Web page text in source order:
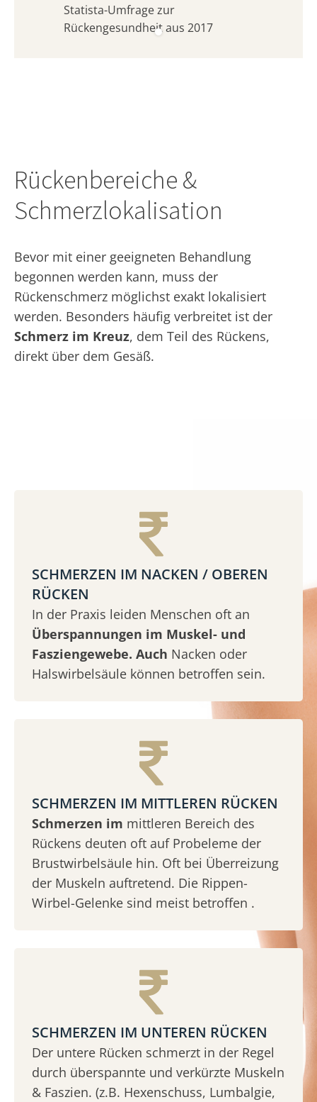
Statista-Umfrage zur
Rückengesundheit aus 2017
Rückenbereiche &
Schmerzlokalisation
Bevor mit einer geeigneten Behandlung
begonnen werden kann, muss der
Rückenschmerz möglichst exakt lokalisiert
werden. Besonders häufig verbreitet ist der
Schmerz im Kreuz, dem Teil des Rückens,
direkt über dem Gesäß.
SCHMERZEN IM NACKEN / OBEREN
RÜCKEN
In der Praxis leiden Menschen oft an
Überspannungen im Muskel- und
Fasziengewebe. Auch Nacken oder
Halswirbelsäule können betroffen sein.
SCHMERZEN IM MITTLEREN RÜCKEN
Schmerzen im mittleren Bereich des
Rückens deuten oft auf Probeleme der
Brustwirbelsäule hin. Oft bei Überreizung
der Muskeln auftretend. Die Rippen-
Wirbel-Gelenke sind meist betroffen .
SCHMERZEN IM UNTEREN RÜCKEN
Der untere Rücken schmerzt in der Regel
durch überspannte und verkürzte Muskeln
& Faszien. (z.B. Hexenschuss, Lumbalgie,